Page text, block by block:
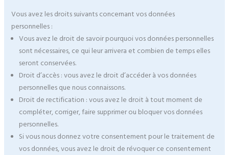
Vous avez les droits suivants concernant vos données
personnelles :
Vous avez le droit de savoir pourquoi vos données personnelles
sont nécessaires, ce qui leur arrivera et combien de temps elles
seront conservées.
Droit d’accès : vous avez le droit d’accéder à vos données
personnelles que nous connaissons.
Droit de rectification : vous avez le droit à tout moment de
compléter, corriger, faire supprimer ou bloquer vos données
personnelles.
Si vous nous donnez votre consentement pour le traitement de
vos données, vous avez le droit de révoquer ce consentement